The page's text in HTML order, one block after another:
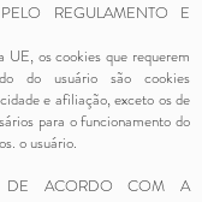
REGULAMENTO E
os cookies que requerem
do usuário são cookies
e afiliação, exceto os de
para o funcionamento do
o usuário.
DE ACORDO COM A